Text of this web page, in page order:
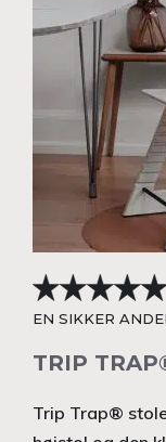
EN SIKKER
TRIP
Trip Trap®